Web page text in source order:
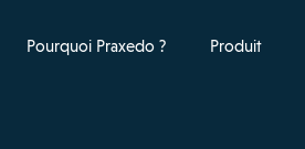
Pourquoi Praxedo ? Produit